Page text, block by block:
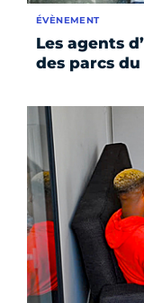
Les agents
des parcs du
ÉVÈNEMENT